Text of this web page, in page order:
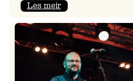
Les meir:
dikt
og
musikk
Vangskyrkja